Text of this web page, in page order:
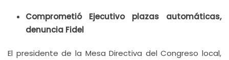
Comprometió Ejecutivo plazas automáticas,
denuncia Fidel
El presidente de la Mesa Directiva del Congreso local,